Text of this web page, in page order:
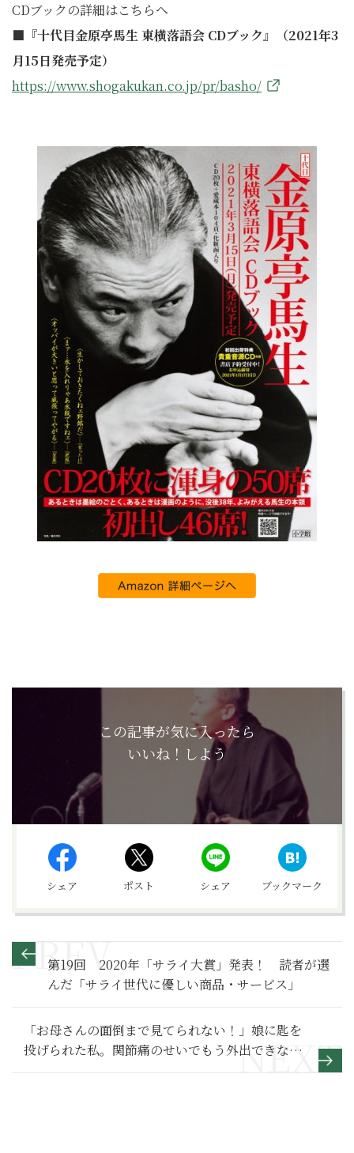
CDブックの詳細はこちらへ
■『十代目金原亭馬生 東横落語会 CDブック』（2021年3
月15日発売予定）
https://www.shogakukan.co.jp/pr/basho/
この記事が気に入ったら
いいね！しよう
シェア ポスト シェア ブックマーク
第19回 2020年「サライ大賞」発表！ 読者が選
んだ「サライ世代に優しい商品・サービス」
「お母さんの面倒まで見てられない！」娘に匙を
投げられた私。関節痛のせいでもう外出できな
い……｜更年期の新習慣「漢方」Q&A（17）